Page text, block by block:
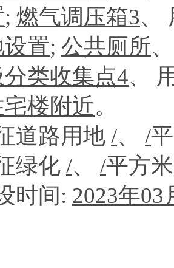
; 燃气调压箱3、
置; 公共厕所
类收集点4、
楼附近。
道路用地 /、 /
绿化 /、 /平方
时间: 2023年03